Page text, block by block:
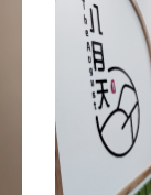
Toán lớp